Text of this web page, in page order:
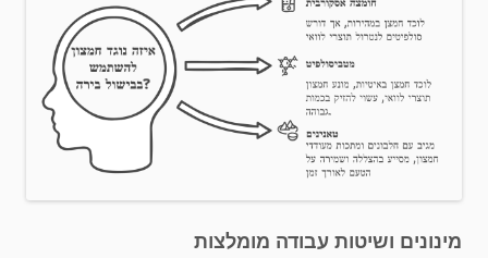
מינונים ושיטות עבודה מומלצות